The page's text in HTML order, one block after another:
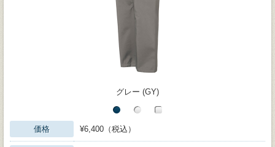
グレー (GY)
価格 ¥6,400（税込）